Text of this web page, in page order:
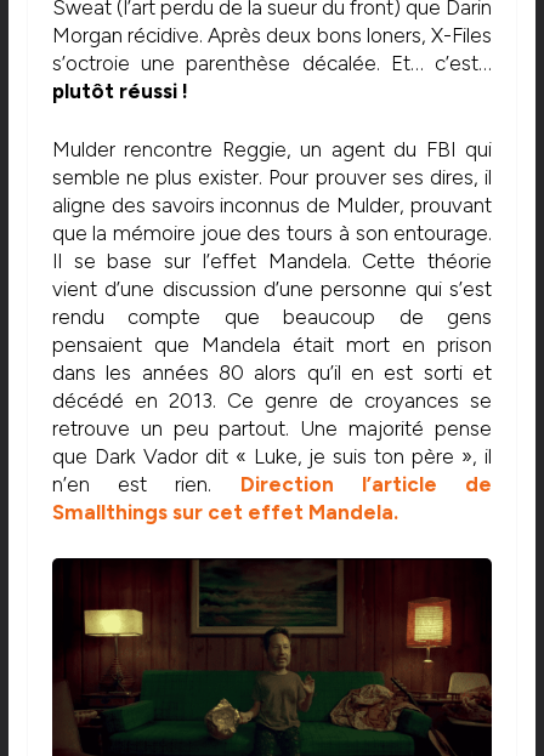
Sweat (l’art perdu de la sueur du front) que Darin
Morgan récidive. Après deux bons loners, X-Files
s’octroie une parenthèse décalée. Et… c’est…
plutôt réussi !
Mulder rencontre Reggie, un agent du FBI qui
semble ne plus exister. Pour prouver ses dires, il
aligne des savoirs inconnus de Mulder, prouvant
que la mémoire joue des tours à son entourage.
Il se base sur l’effet Mandela. Cette théorie
vient d’une discussion d’une personne qui s’est
rendu compte que beaucoup de gens
pensaient que Mandela était mort en prison
dans les années 80 alors qu’il en est sorti et
décédé en 2013. Ce genre de croyances se
retrouve un peu partout. Une majorité pense
que Dark Vador dit « Luke, je suis ton père », il
n’en est rien. Direction l’article de
Smallthings sur cet effet Mandela.